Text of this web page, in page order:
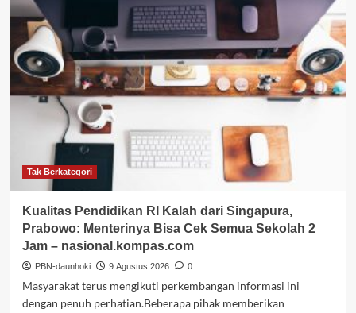
tapi
‘Bensin’
Pendidikan
Masih
Eceran
–
kumparan.com
–
Kumparan.com
Tak Berkategori
Kualitas Pendidikan RI Kalah dari Singapura,
Prabowo: Menterinya Bisa Cek Semua Sekolah 2
Jam – nasional.kompas.com
PBN-daunhoki 9 Agustus 2026 0
Masyarakat terus mengikuti perkembangan informasi ini
dengan penuh perhatian.Beberapa pihak memberikan